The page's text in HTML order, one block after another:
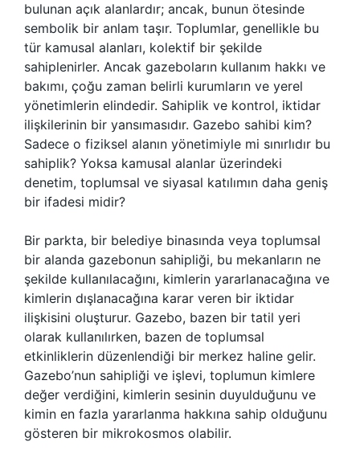
bulunan açık alanlardır; ancak, bunun ötesinde
sembolik bir anlam taşır. Toplumlar, genellikle bu
tür kamusal alanları, kolektif bir şekilde
sahiplenirler. Ancak gazeboların kullanım hakkı ve
bakımı, çoğu zaman belirli kurumların ve yerel
yönetimlerin elindedir. Sahiplik ve kontrol, iktidar
ilişkilerinin bir yansımasıdır. Gazebo sahibi kim?
Sadece o fiziksel alanın yönetimiyle mi sınırlıdır bu
sahiplik? Yoksa kamusal alanlar üzerindeki
denetim, toplumsal ve siyasal katılımın daha geniş
bir ifadesi midir?
Bir parkta, bir belediye binasında veya toplumsal
bir alanda gazebonun sahipliği, bu mekanların ne
şekilde kullanılacağını, kimlerin yararlanacağına ve
kimlerin dışlanacağına karar veren bir iktidar
ilişkisini oluşturur. Gazebo, bazen bir tatil yeri
olarak kullanılırken, bazen de toplumsal
etkinliklerin düzenlendiği bir merkez haline gelir.
Gazebo’nun sahipliği ve işlevi, toplumun kimlere
değer verdiğini, kimlerin sesinin duyulduğunu ve
kimin en fazla yararlanma hakkına sahip olduğunu
gösteren bir mikrokosmos olabilir.